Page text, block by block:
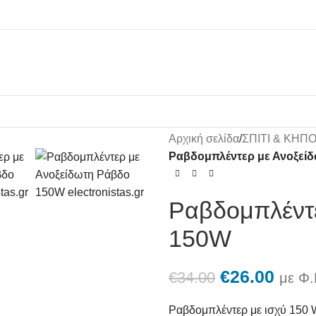
Αρχική σελίδα/ΣΠΙΤΙ &
Ραβδομπλέντερ με
150W
€34.00 €26.00 με
Ραβδομπλέντερ με ισχύ 150